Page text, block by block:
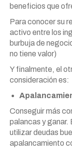
beneficios que
Para conocer su
activo entre los
burbuja de
no tiene valor)
Y finalmente, el
consideración es:
Conseguir más
palancas y
utilizar deudas
apalancamiento